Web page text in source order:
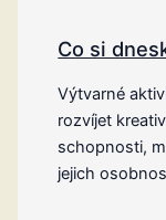
Co si
Výtvarné
rozvíjet
schopnosti,
jejich